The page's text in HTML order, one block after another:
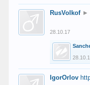
RusVolkof ►
28.10.17
IgorOrlov